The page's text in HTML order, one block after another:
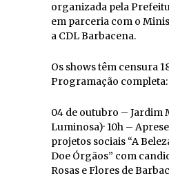
organizada pela
em parceria com o
a CDL Barbacena.
Os shows têm censura
Programação completa:
04 de outubro – Jardim
Luminosa)· 10h – Apresentação dos
projetos sociais “A
Doe Órgãos” com
Rosas e Flores de Barbacena